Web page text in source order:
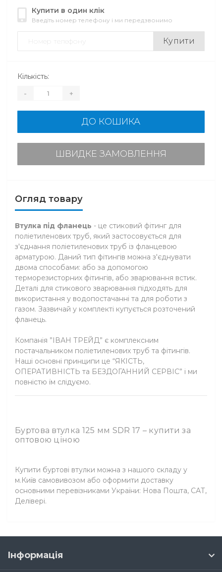
Купити в один клік
Введіть номер телефону і ми передзвонимо
Купити
Кількість:
- +
ДО КОШИКА
ШВИДКЕ ЗАМОВЛЕННЯ
Огляд товару
Втулка під фланець - це стиковий фітинг для
поліетиленових труб, який застосовується для
з'єднання поліетиленових труб із фланцевою
арматурою. Даний тип фітингів можна з'єднувати
двома способами: або за допомогою
терморезисторних фітингів, або зварювання встик.
Деталі для стикового зварювання підходять для
використання у водопостачанні та для роботи з
газом. Зазвичай у комплекті купується розточений
фланець.
Компанія ”ІВАН ТРЕЙД” є комплексним
постачальником поліетиленових труб та фітингів.
Наші основні принципи це “ЯКІСТЬ,
ОПЕРАТИВНІСТЬ та БЕЗДОГАННИЙ СЕРВІС” і ми
повністю їм слідуємо.
Буртова втулка 125 мм SDR 17 – купити за
оптовою ціною
Купити буртові втулки можна з нашого складу у
м.Київ самовивозом або оформити доставку
основними перевізниками України: Нова Пошта, САТ,
Делівері.
Інформація